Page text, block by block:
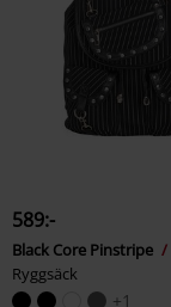
589:-
Black Core Pinstripe
Ryggsäck
+1